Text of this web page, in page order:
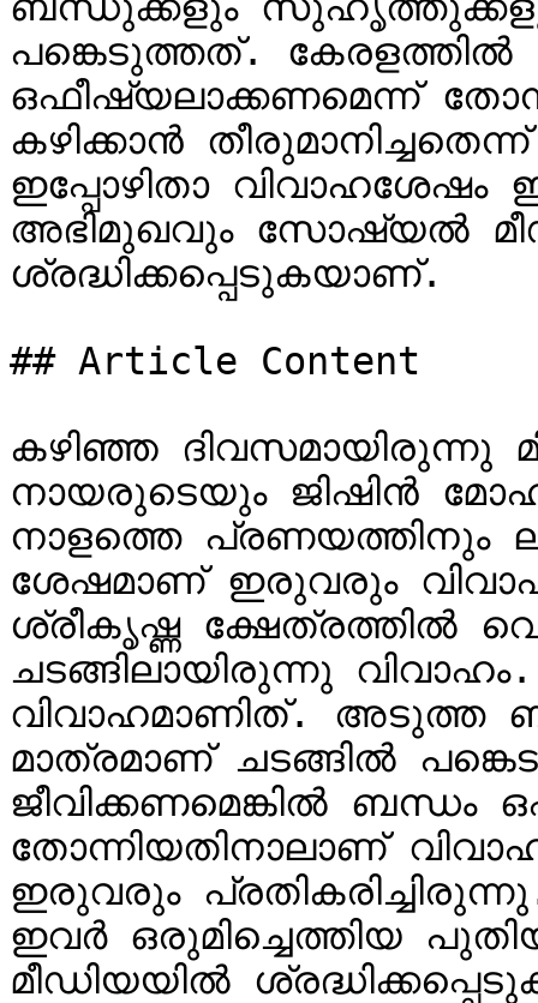
പങ്കെടുത്തത്. കേരളത്തിൽ
ഒഫീഷ്യലാക്കണമെന്ന്
കഴിക്കാൻ
ഇപ്പോഴിതാ വിവാഹശേഷം
അഭിമുഖവും സോഷ്യൽ
ശ്രദ്ധിക്കപ്പെടുകയാണ്.
## Article Content
കഴിഞ്ഞ ദിവസമായിരുന്നു മിനിസ്‌ക്രീൻ
നായരുടെയും ജിഷിൻ
നാളത്തെ പ്രണയത്തിനും
ശേഷമാണ് ഇരുവരും
ശ്രീകൃഷ്ണ ക്ഷേത്രത്തിൽ
ചടങ്ങിലായിരുന്നു
വിവാഹമാണിത്.
മാത്രമാണ് ചടങ്ങിൽ
ജീവിക്കണമെങ്കിൽ ബന്ധം
തോന്നിയതിനാലാണ്
ഇരുവരും
ഇവർ ഒരുമിച്ചെത്തിയ
മീഡിയയിൽ